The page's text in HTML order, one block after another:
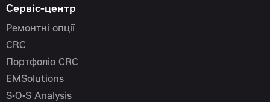
Сервіс-центр
Ремонтні опції
CRC
Портфоліо CRC
EMSolutions
S•O•S Analysis